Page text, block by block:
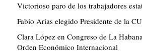
Victorioso paro de los trabajadores
Fabio Arias elegido Presidente de la
Clara López en Congreso de La
Orden Económico Internacional